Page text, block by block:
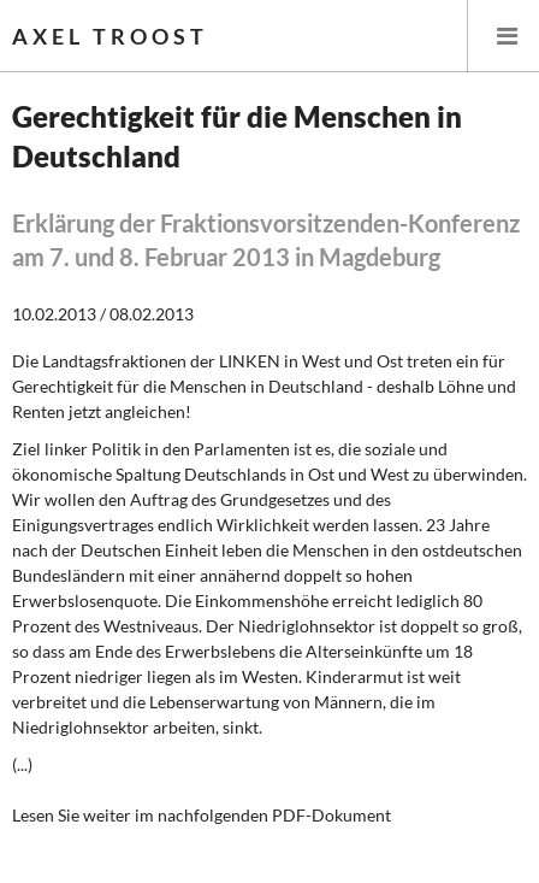
AXEL TROOST
Startseite
Themen
Leitlinien linker Wirtschafts- und Finanzpolitik
Steuer- und Finanzpolitik
Öffentliche Infrastruktur und Daseinsvorsorge
Eurokrise und Griechenland
DIE LINKE
Weitere Themen
Memo-Gruppe
Institut Solidarische Moderne
Gerechtigkeit für die Menschen in
Deutschland
Erklärung der Fraktionsvorsitzenden-Konferenz
am 7. und 8. Februar 2013 in Magdeburg
10.02.2013 / 08.02.2013
Die Landtagsfraktionen der LINKEN in West und Ost treten ein für
Gerechtigkeit für die Menschen in Deutschland - deshalb Löhne und
Renten jetzt angleichen!
Ziel linker Politik in den Parlamenten ist es, die soziale und
ökonomische Spaltung Deutschlands in Ost und West zu überwinden.
Wir wollen den Auftrag des Grundgesetzes und des
Einigungsvertrages endlich Wirklichkeit werden lassen. 23 Jahre
nach der Deutschen Einheit leben die Menschen in den ostdeutschen
Bundesländern mit einer annähernd doppelt so hohen
Erwerbslosenquote. Die Einkommenshöhe erreicht lediglich 80
Prozent des Westniveaus. Der Niedriglohnsektor ist doppelt so groß,
so dass am Ende des Erwerbslebens die Alterseinkünfte um 18
Prozent niedriger liegen als im Westen. Kinderarmut ist weit
verbreitet und die Lebenserwartung von Männern, die im
Niedriglohnsektor arbeiten, sinkt.
(...)
Lesen Sie weiter im nachfolgenden PDF-Dokument